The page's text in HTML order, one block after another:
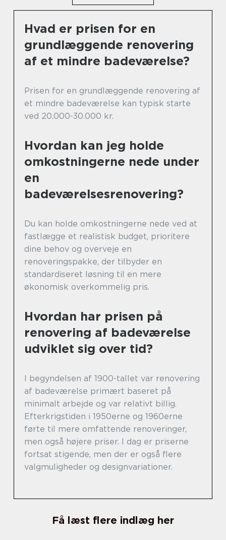
Hvad er prisen for en
grundlæggende renovering
af et mindre badeværelse?
Prisen for en grundlæggende renovering af
et mindre badeværelse kan typisk starte
ved 20.000-30.000 kr.
Hvordan kan jeg holde
omkostningerne nede under
en
badeværelsesrenovering?
Du kan holde omkostningerne nede ved at
fastlægge et realistisk budget, prioritere
dine behov og overveje en
renoveringspakke, der tilbyder en
standardiseret løsning til en mere
økonomisk overkommelig pris.
Hvordan har prisen på
renovering af badeværelse
udviklet sig over tid?
I begyndelsen af 1900-tallet var renovering
af badeværelse primært baseret på
minimalt arbejde og var relativt billig.
Efterkrigstiden i 1950erne og 1960erne
førte til mere omfattende renoveringer,
men også højere priser. I dag er priserne
fortsat stigende, men der er også flere
valgmuligheder og designvariationer.
Få læst flere indlæg her